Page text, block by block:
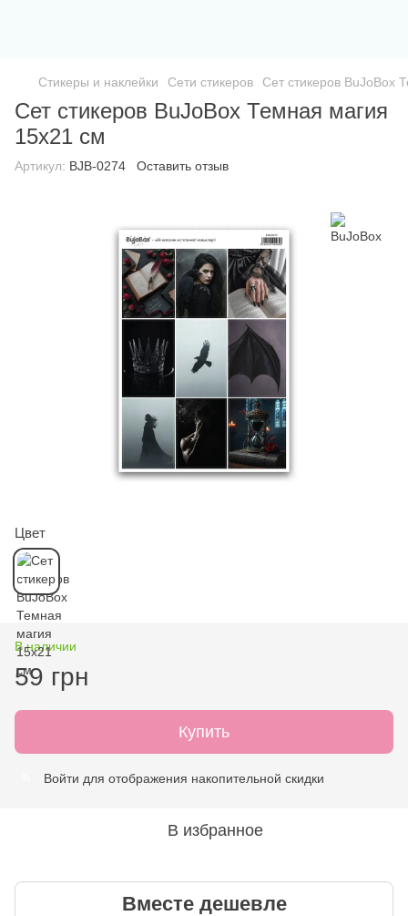
Стикеры и наклейки Сети стикеров Сет стикеров BuJoBox
Сет стикеров BuJoBox Темная магия
15х21 см
Артикул: BJB-0274 Оставить отзыв
Цвет
В наличии
59 грн
Купить
Войти для отображения накопительной скидки
В избранное
Вместе дешевле